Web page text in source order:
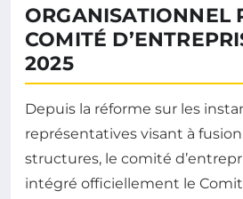
ORGANISATIONNEL
COMITÉ
2025
Depuis la réforme sur les
représentatives visant à
structures, le comité
intégré officiellement le